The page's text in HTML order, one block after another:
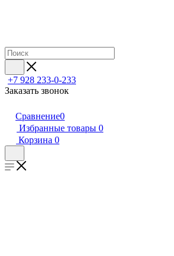
+7 928 233-0-233
Заказать звонок
Сравнение0
Избранные товары 0
Корзина 0